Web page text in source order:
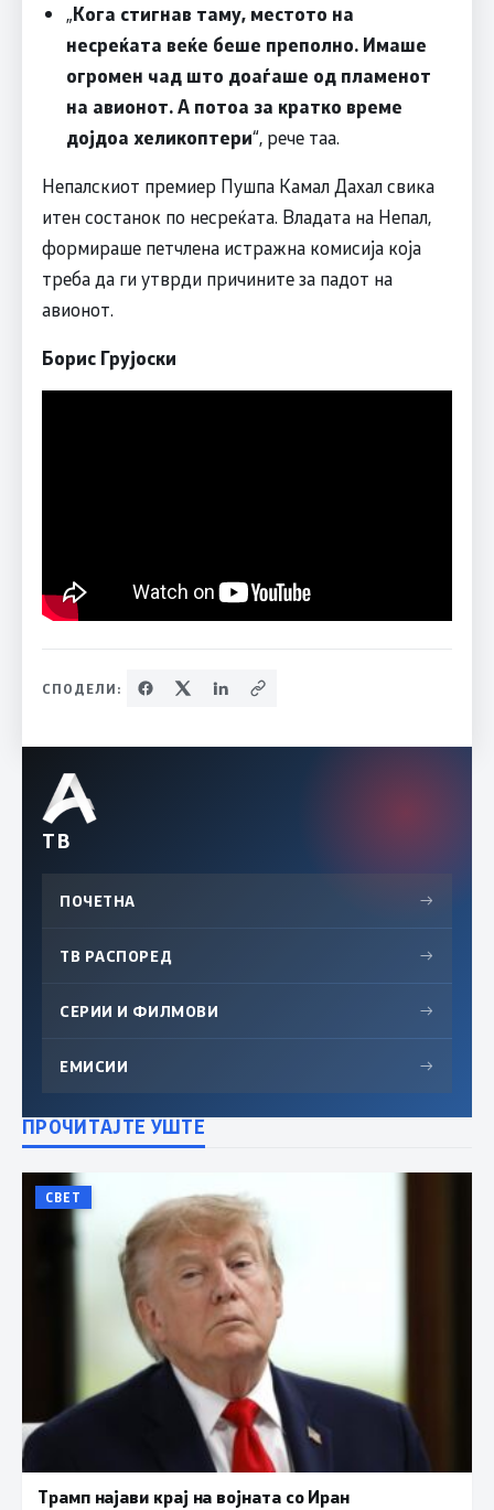
„Кога стигнав таму, местото на
несреќата веќе беше преполно. Имаше
огромен чад што доаѓаше од пламенот
на авионот. А потоа за кратко време
дојдоа хеликоптери“, рече таа.
Непалскиот премиер Пушпа Камал Дахал свика
итен состанок по несреќата. Владата на Непал,
формираше петчлена истражна комисија која
треба да ги утврди причините за падот на
авионот.
Борис Грујоски
СПОДЕЛИ:
ТВ
ПОЧЕТНА →
ТВ РАСПОРЕД →
СЕРИИ И ФИЛМОВИ →
ЕМИСИИ →
ПРОЧИТАЈТЕ УШТЕ
СВЕТ
Трамп најави крај на војната со Иран